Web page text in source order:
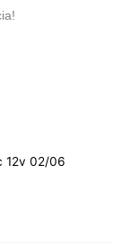
12v 02/06